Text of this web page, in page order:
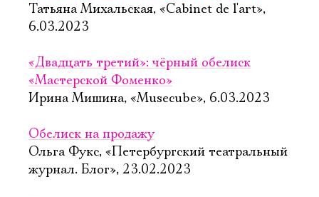
Татьяна Михальская, «Cabinet de l'art»,
6.03.2023
«Двадцать третий»: чёрный обелиск
«Мастерской Фоменко»
Ирина Мишина, «Musecube», 6.03.2023
Обелиск на продажу
Ольга Фукс, «Петербургский театральный
журнал. Блог», 23.02.2023